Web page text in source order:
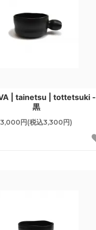
| tainetsu | tottetsuki -
黒
3,000円(税込3,300円)